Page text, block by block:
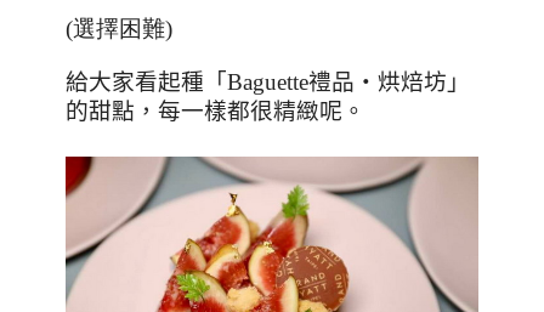
(選擇困難)
給大家看起種「Baguette禮品‧烘焙坊」
的甜點，每一樣都很精緻呢。